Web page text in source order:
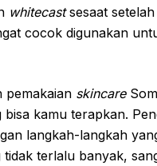
whitecastsesaat
cocok digunakan
pemakaian skincare
bisa kamu terapkan.
langkah-langkah
terlalu banyak,